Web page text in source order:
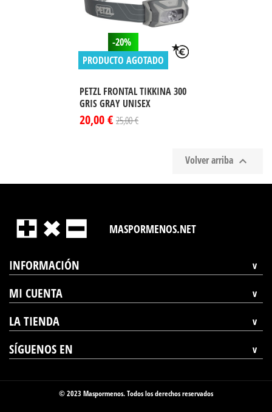
-20%
PRODUCTO AGOTADO
PETZL FRONTAL TIKKINA 300
GRIS GRAY UNISEX
20,00 € 25,00 €
Volver arriba 
MASPORMENOS.NET
INFORMACIÓN
MI CUENTA
LA TIENDA
SÍGUENOS EN
© 2023 Maspormenos. Todos los derechos reservados